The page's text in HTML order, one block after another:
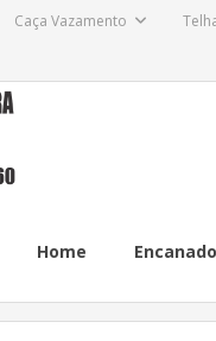
Caça Vazamento
Home